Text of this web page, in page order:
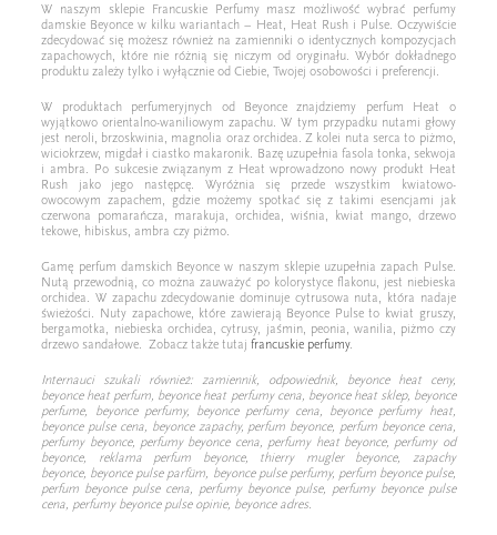
W naszym sklepie Francuskie Perfumy masz możliwość wybrać perfumy
damskie Beyonce w kilku wariantach – Heat, Heat Rush i Pulse. Oczywiście
zdecydować się możesz również na zamienniki o identycznych kompozycjach
zapachowych, które nie różnią się niczym od oryginału. Wybór dokładnego
produktu zależy tylko i wyłącznie od Ciebie, Twojej osobowości i preferencji.
W produktach perfumeryjnych od Beyonce znajdziemy perfum Heat o
wyjątkowo orientalno-waniliowym zapachu. W tym przypadku nutami głowy
jest neroli, brzoskwinia, magnolia oraz orchidea. Z kolei nuta serca to piżmo,
wiciokrzew, migdał i ciastko makaronik. Bazę uzupełnia fasola tonka, sekwoja
i ambra. Po sukcesie związanym z Heat wprowadzono nowy produkt Heat
Rush jako jego następcę. Wyróżnia się przede wszystkim kwiatowo-
owocowym zapachem, gdzie możemy spotkać się z takimi esencjami jak
czerwona pomarańcza, marakuja, orchidea, wiśnia, kwiat mango, drzewo
tekowe, hibiskus, ambra czy piżmo.
Gamę perfum damskich Beyonce w naszym sklepie uzupełnia zapach Pulse.
Nutą przewodnią, co można zauważyć po kolorystyce flakonu, jest niebieska
orchidea. W zapachu zdecydowanie dominuje cytrusowa nuta, która nadaje
świeżości. Nuty zapachowe, które zawierają Beyonce Pulse to kwiat gruszy,
bergamotka, niebieska orchidea, cytrusy, jaśmin, peonia, wanilia, piżmo czy
drzewo sandałowe. Zobacz także tutajfrancuskie perfumy.
Internauci szukali również: zamiennik, odpowiednik, beyonce heat ceny,
beyonce heat perfum, beyonce heat perfumy cena, beyonce heat sklep, beyonce
perfume, beyonce perfumy, beyonce perfumy cena, beyonce perfumy heat,
beyonce pulse cena, beyonce zapachy, perfum beyonce, perfum beyonce cena,
perfumy beyonce, perfumy beyonce cena, perfumy heat beyonce, perfumy od
beyonce, reklama perfum beyonce, thierry mugler beyonce, zapachy
beyonce, beyonce pulse parfüm, beyonce pulse perfumy, perfum beyonce pulse,
perfum beyonce pulse cena, perfumy beyonce pulse, perfumy beyonce pulse
cena, perfumy beyonce pulse opinie, beyonce adres.